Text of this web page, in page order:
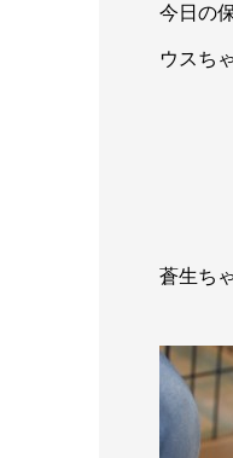
今日の
ウスち
蒼生ち